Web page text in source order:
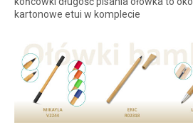
kartonowe etui w komplecie